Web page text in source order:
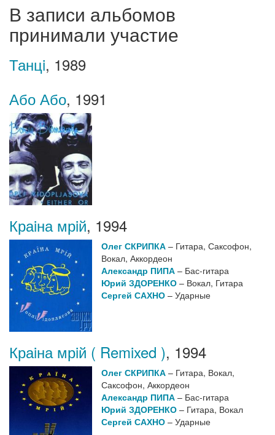
В записи альбомов
принимали участие
Танцi, 1989
Або Або, 1991
Краiна мрiй, 1994
Олег СКРИПКА – Гитара, Саксофон,
Вокал, Аккордеон
Александр ПИПА – Бас-гитара
Юрий ЗДОРЕНКО – Вокал, Гитара
Сергей САХНО – Ударные
Краiна мрiй ( Remixed ), 1994
Олег СКРИПКА – Гитара, Вокал,
Саксофон, Аккордеон
Александр ПИПА – Бас-гитара
Юрий ЗДОРЕНКО – Гитара, Вокал
Сергей САХНО – Ударные